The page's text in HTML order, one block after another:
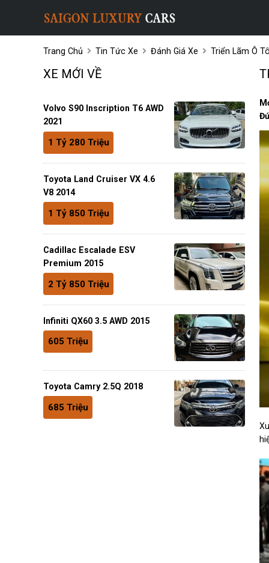
Trang Chủ Tin Tức Xe Đánh Giá Xe Triển Lãm Ô
XE MỚI VỀ
Volvo S90 Inscription T6 AWD
2021
1 Tỷ 280 Triệu
Toyota Land Cruiser VX 4.6
V8 2014
1 Tỷ 850 Triệu
Cadillac Escalade ESV
Premium 2015
2 Tỷ 850 Triệu
Infiniti QX60 3.5 AWD 2015
605 Triệu
Toyota Camry 2.5Q 2018
685 Triệu